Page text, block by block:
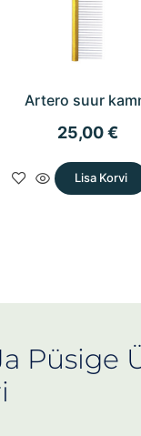
Artero suur
25,00€
Lisa Korvi
Püsige